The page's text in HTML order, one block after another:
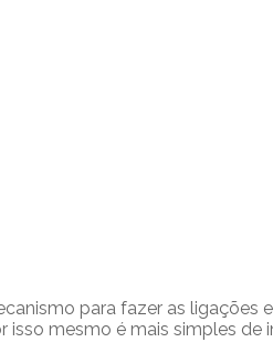
para fazer as ligações
mesmo é mais simples